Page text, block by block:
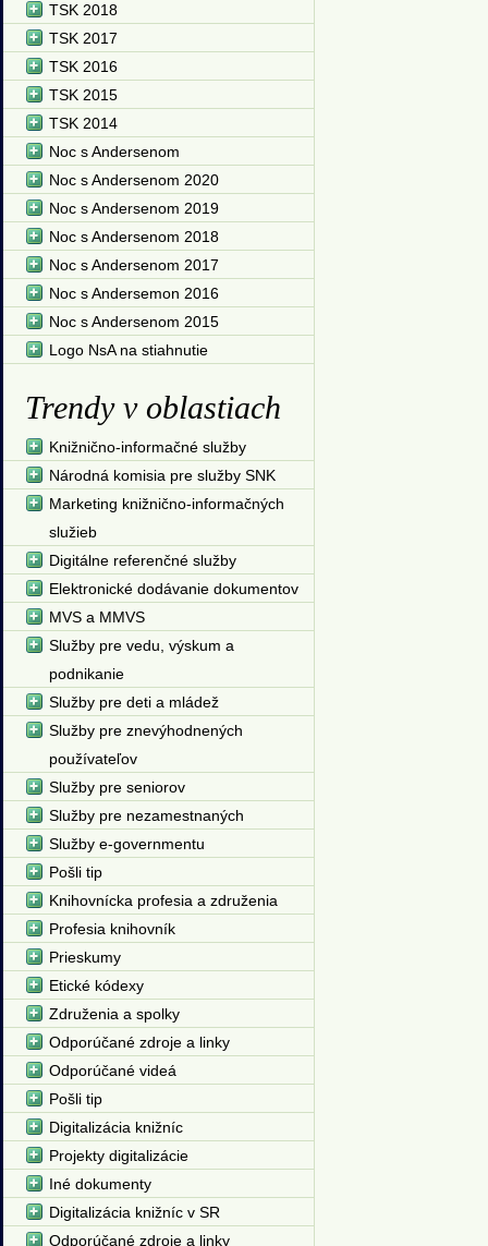
TSK 2018
TSK 2017
TSK 2016
TSK 2015
TSK 2014
Noc s Andersenom
Noc s Andersenom 2020
Noc s Andersenom 2019
Noc s Andersenom 2018
Noc s Andersenom 2017
Noc s Andersemon 2016
Noc s Andersenom 2015
Logo NsA na stiahnutie
Trendy v oblastiach
Knižnično-informačné služby
Národná komisia pre služby SNK
Marketing knižnično-informačných
služieb
Digitálne referenčné služby
Elektronické dodávanie dokumentov
MVS a MMVS
Služby pre vedu, výskum a
podnikanie
Služby pre deti a mládež
Služby pre znevýhodnených
používateľov
Služby pre seniorov
Služby pre nezamestnaných
Služby e-governmentu
Pošli tip
Knihovnícka profesia a združenia
Profesia knihovník
Prieskumy
Etické kódexy
Združenia a spolky
Odporúčané zdroje a linky
Odporúčané videá
Pošli tip
Digitalizácia knižníc
Projekty digitalizácie
Iné dokumenty
Digitalizácia knižníc v SR
Odporúčané zdroje a linky